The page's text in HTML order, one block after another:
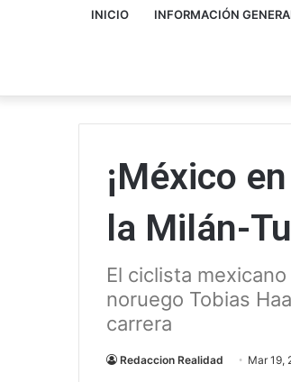
INICIO INFORMACIÓN
¡México
la Milán-
El ciclista
noruego Tobias
carrera
Redaccion Realidad Mar 19,